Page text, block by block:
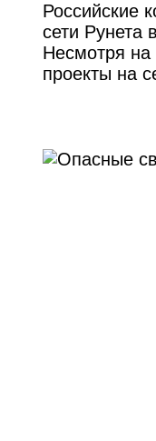
Российские
сети Рунета
Несмотря
проекты на